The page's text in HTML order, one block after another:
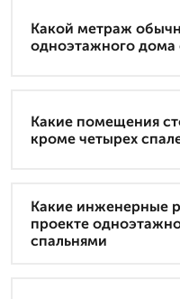
Какой метраж
одноэтажного дома
Какие помещения
кроме четырех
Какие инженерные
проекте
спальнями